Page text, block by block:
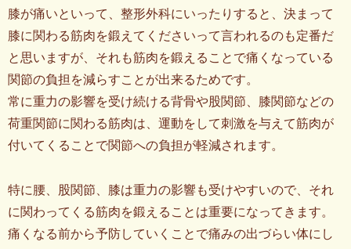
膝が痛いといって、整形外科にいったりすると、決まって
膝に関わる筋肉を鍛えてくださいって言われるのも定番だ
と思いますが、それも筋肉を鍛えることで痛くなっている
関節の負担を減らすことが出来るためです。
常に重力の影響を受け続ける背骨や股関節、膝関節などの
荷重関節に関わる筋肉は、運動をして刺激を与えて筋肉が
付いてくることで関節への負担が軽減されます。
特に腰、股関節、膝は重力の影響も受けやすいので、それ
に関わってくる筋肉を鍛えることは重要になってきます。
痛くなる前から予防していくことで痛みの出づらい体にし